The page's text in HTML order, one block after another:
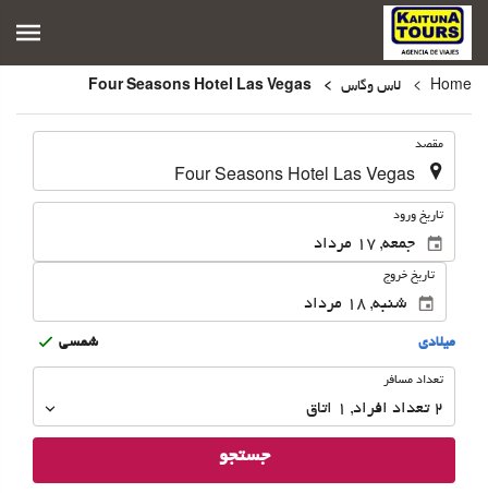
Home لاس وگاس
مقصد
تاریخ ورود
تاریخ خروج
ميلادى شمسى
تعداد
تعداد مسافر
2 تعداد افراد ,
1 اتاق
جستجو